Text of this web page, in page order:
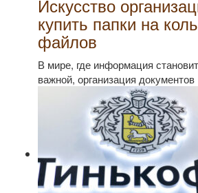
Искусство
купить папки на
файлов
В мире, где информация
важной, организация